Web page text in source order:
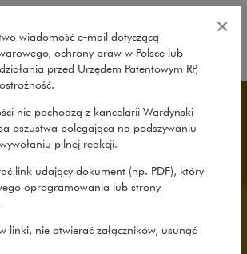
–
Rocznika, portali
bloga newtech.law,
do PZP i do RODO oraz
i opracowań.
wiadomość e‑mail dotyczącą
ochrony praw w Polsce lub
przed Urzędem Patentowym RP,
nie pochodzą z kancelarii Wardyński
oszustwa polegająca na podszywaniu
pilnej reakcji.
link udający dokument (np. PDF), który
oprogramowania lub strony
linki, nie otwierać załączników, usunąć
×